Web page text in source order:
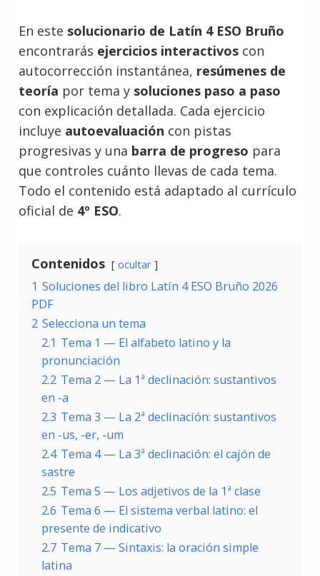
En este solucionario de Latín 4 ESO Bruño
encontrarás ejercicios interactivos con
autocorrección instantánea, resúmenes de
teoría por tema y soluciones paso a paso
con explicación detallada. Cada ejercicio
incluye autoevaluación con pistas
progresivas y una barra de progreso para
que controles cuánto llevas de cada tema.
Todo el contenido está adaptado al currículo
oficial de 4º ESO.
Contenidos ocultar
1 Soluciones del libro Latín 4 ESO Bruño 2026
PDF
2 Selecciona un tema
2.1 Tema 1 — El alfabeto latino y la
pronunciación
2.2 Tema 2 — La 1ª declinación: sustantivos
en -a
2.3 Tema 3 — La 2ª declinación: sustantivos
en -us, -er, -um
2.4 Tema 4 — La 3ª declinación: el cajón de
sastre
2.5 Tema 5 — Los adjetivos de la 1ª clase
2.6 Tema 6 — El sistema verbal latino: el
presente de indicativo
2.7 Tema 7 — Sintaxis: la oración simple
latina